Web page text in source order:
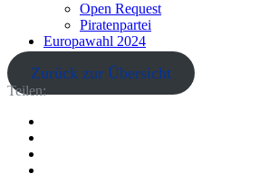
Open Request
Piratenpartei
Europawahl 2024
Zurück zur Übersicht
Teilen: